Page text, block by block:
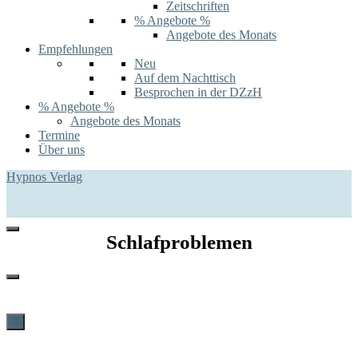
Zeitschriften
% Angebote %
Angebote des Monats
Empfehlungen
Neu
Auf dem Nachttisch
Besprochen in der DZzH
% Angebote %
Angebote des Monats
Termine
Über uns
Hypnos Verlag
Schlafproblemen